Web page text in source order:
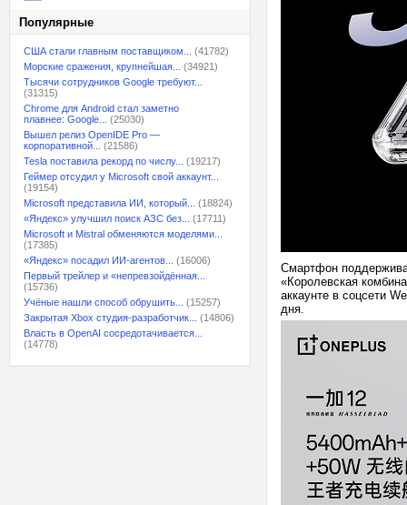
Популярные
США стали главным поставщиком...
(41782)
Морские сражения, крупнейшая...
(34921)
Тысячи сотрудников Google требуют...
(31315)
Chrome для Android стал заметно
плавнее: Google...
(25030)
Вышел релиз OpenIDE Pro —
корпоративной...
(21586)
Tesla поставила рекорд по числу...
(19217)
Геймер отсудил у Microsoft свой аккаунт...
(19154)
Microsoft представила ИИ, который...
(18824)
«Яндекс» улучшил поиск АЗС без...
(17711)
Microsoft и Mistral обменяются моделями...
(17385)
«Яндекс» посадил ИИ-агентов...
(16006)
Первый трейлер и «непревзойдённая...
(15736)
Учёные нашли способ обрушить...
(15257)
Закрытая Xbox студия-разработчик...
(14806)
Власть в OpenAI сосредотачивается...
(14778)
Смартфон
«Королевская
аккаунте в соцсети
дня.